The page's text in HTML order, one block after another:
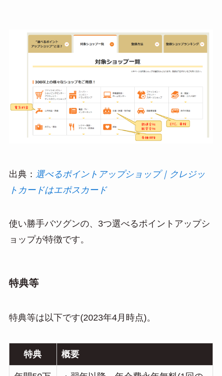
出典： 選べるポイントアップショップ｜クレジッ
トカードはエポスカード
使い勝手バツグンの、3つ選べるポイントアップシ
ョップが特徴です。
特典等
特典等は以下です(2023年4月時点)。
特典 概要